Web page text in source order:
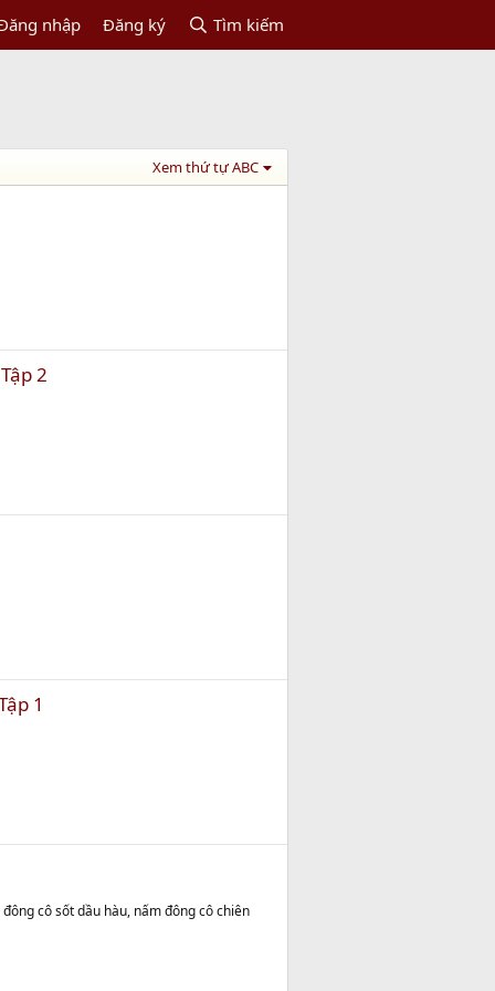
nhập Đăng ký Tìm kiếm
Xem thứ tự ABC
2
1
cô sốt dầu hàu, nấm đông cô chiên